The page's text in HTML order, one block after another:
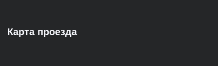
Карта проезда